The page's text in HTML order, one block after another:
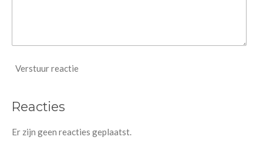
Verstuur reactie
Reacties
Er zijn geen reacties geplaatst.